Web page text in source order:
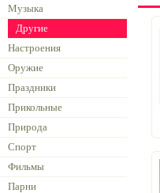
Музыка
Другие
Настроения
Оружие
Праздники
Прикольные
Природа
Спорт
Фильмы
Парни